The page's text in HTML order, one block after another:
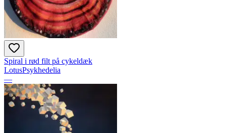
Spiral i rød filt på cykeldæk
LotusPsykhedelia
—